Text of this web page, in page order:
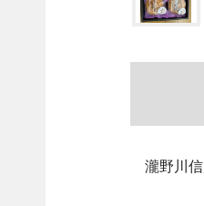
瀧野川信